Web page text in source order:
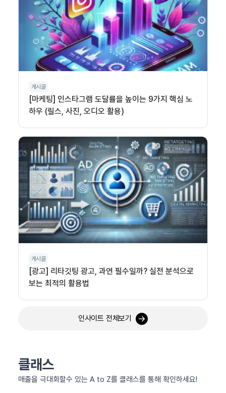
게시글
[마케팅] 인스타그램 도달률을 높이는 9가지 핵심 노
하우 (릴스, 사진, 오디오 활용)
게시글
[광고] 리타깃팅 광고, 과연 필수일까? 실전 분석으로
보는 최적의 활용법
인사이트 전체보기
클래스
매출을 극대화할수 있는 A to Z를 클래스를 통해 확인하세요!